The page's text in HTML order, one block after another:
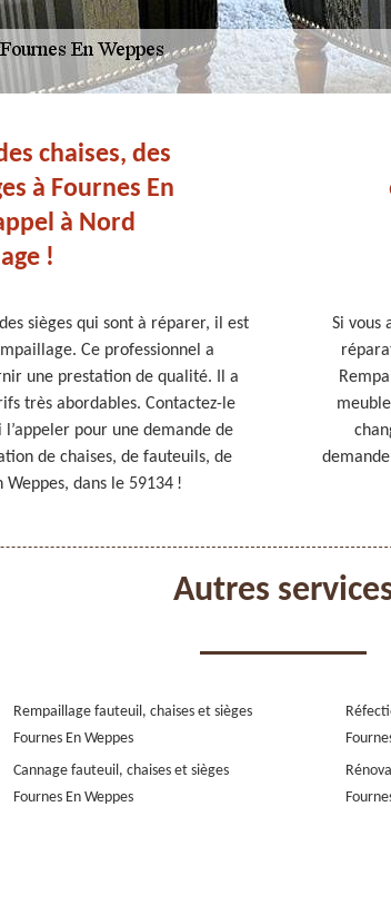
chaises, des
à Fournes En
à Nord
!
sièges qui sont à réparer, il est
Ce professionnel a
une prestation de qualité. Il a
très abordables. Contactez-le
l’appeler pour une demande de
de chaises, de fauteuils, de
Weppes, dans le 59134 !
Si vous
Autres
Rempaillage fauteuil, chaises et sièges
Fournes En Weppes
Cannage fauteuil, chaises et sièges
Fournes En Weppes